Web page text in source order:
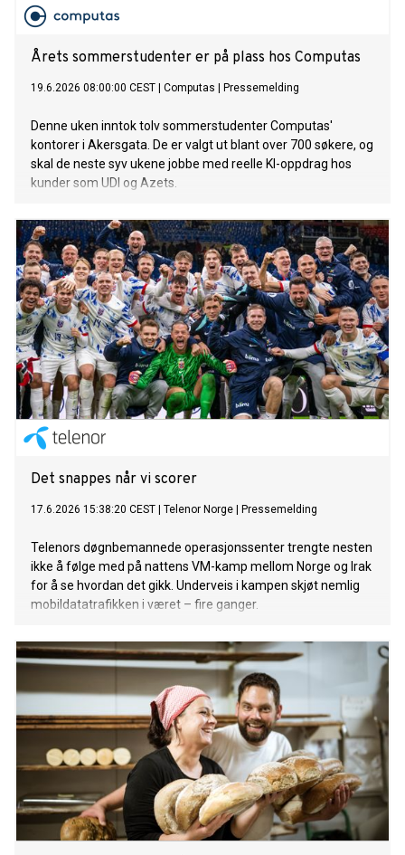
Årets sommerstudenter er på plass hos Computas
19.6.2026 08:00:00 CEST Computas Pressemelding
Denne uken inntok tolv sommerstudenter Computas'
kontorer i Akersgata. De er valgt ut blant over 700 søkere, og
skal de neste syv ukene jobbe med reelle KI-oppdrag hos
kunder som UDI og Azets.
Det snappes når vi scorer
17.6.2026 15:38:20 CEST Telenor Norge Pressemelding
Telenors døgnbemannede operasjonssenter trengte nesten
ikke å følge med på nattens VM-kamp mellom Norge og Irak
for å se hvordan det gikk. Underveis i kampen skjøt nemlig
mobildatatrafikken i været – fire ganger.